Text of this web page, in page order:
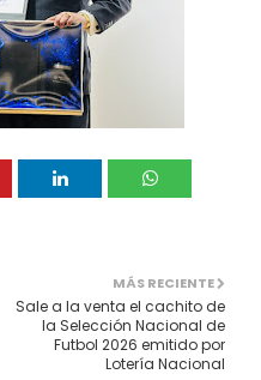
MÁS RECIENTE
Sale a la venta el cachito de
la Selección Nacional de
Futbol 2026 emitido por
Lotería Nacional